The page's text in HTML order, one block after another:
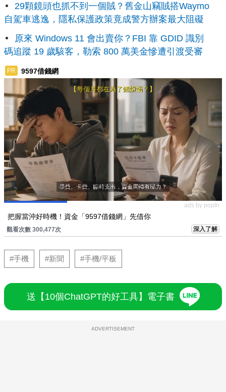
29顆鏡頭也抓不到一個賊？舊金山竊賊搭Waymo
自駕車逃逸，隱私保護政策竟成警方辦案最大阻礙
原來 Windows 11 會出賣你？FBI 靠 GDID 識別
碼追蹤 19 歲駭客，勒索 800 萬美金慘遭引渡受審
PR 9597借錢網
ads by popIn
把握當沖好時機！資金「9597借錢網」先借你
觀看次數 300,477次 深入了解
#手機 #新聞 #手機/平板
送【10個ChatGPT的好工具】電子書
ADVERTISEMENT